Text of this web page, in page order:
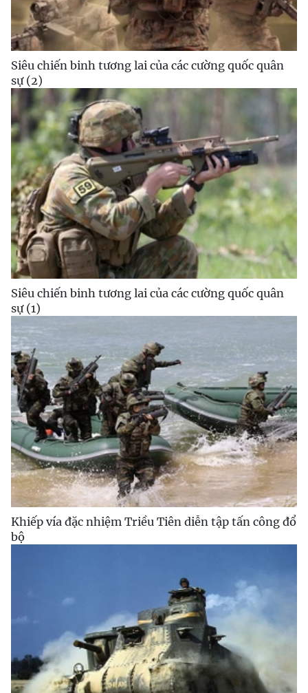
Siêu chiến binh tương lai của các cường quốc quân
sự (2)
Siêu chiến binh tương lai của các cường quốc quân
sự (1)
Khiếp vía đặc nhiệm Triều Tiên diễn tập tấn công đổ
bộ